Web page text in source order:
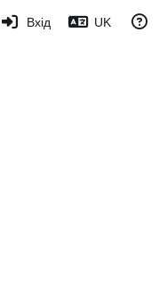
Вхід UK